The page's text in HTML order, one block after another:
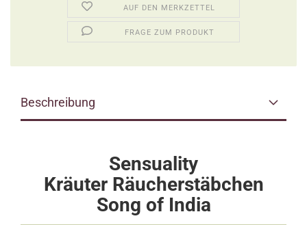
AUF DEN MERKZETTEL
FRAGE ZUM PRODUKT
Beschreibung
Sensuality
Kräuter Räucherstäbchen
Song of India